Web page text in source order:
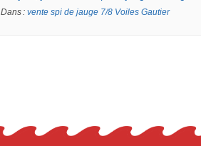
Dans :vente spi de jauge 7/8 Voiles Gautier